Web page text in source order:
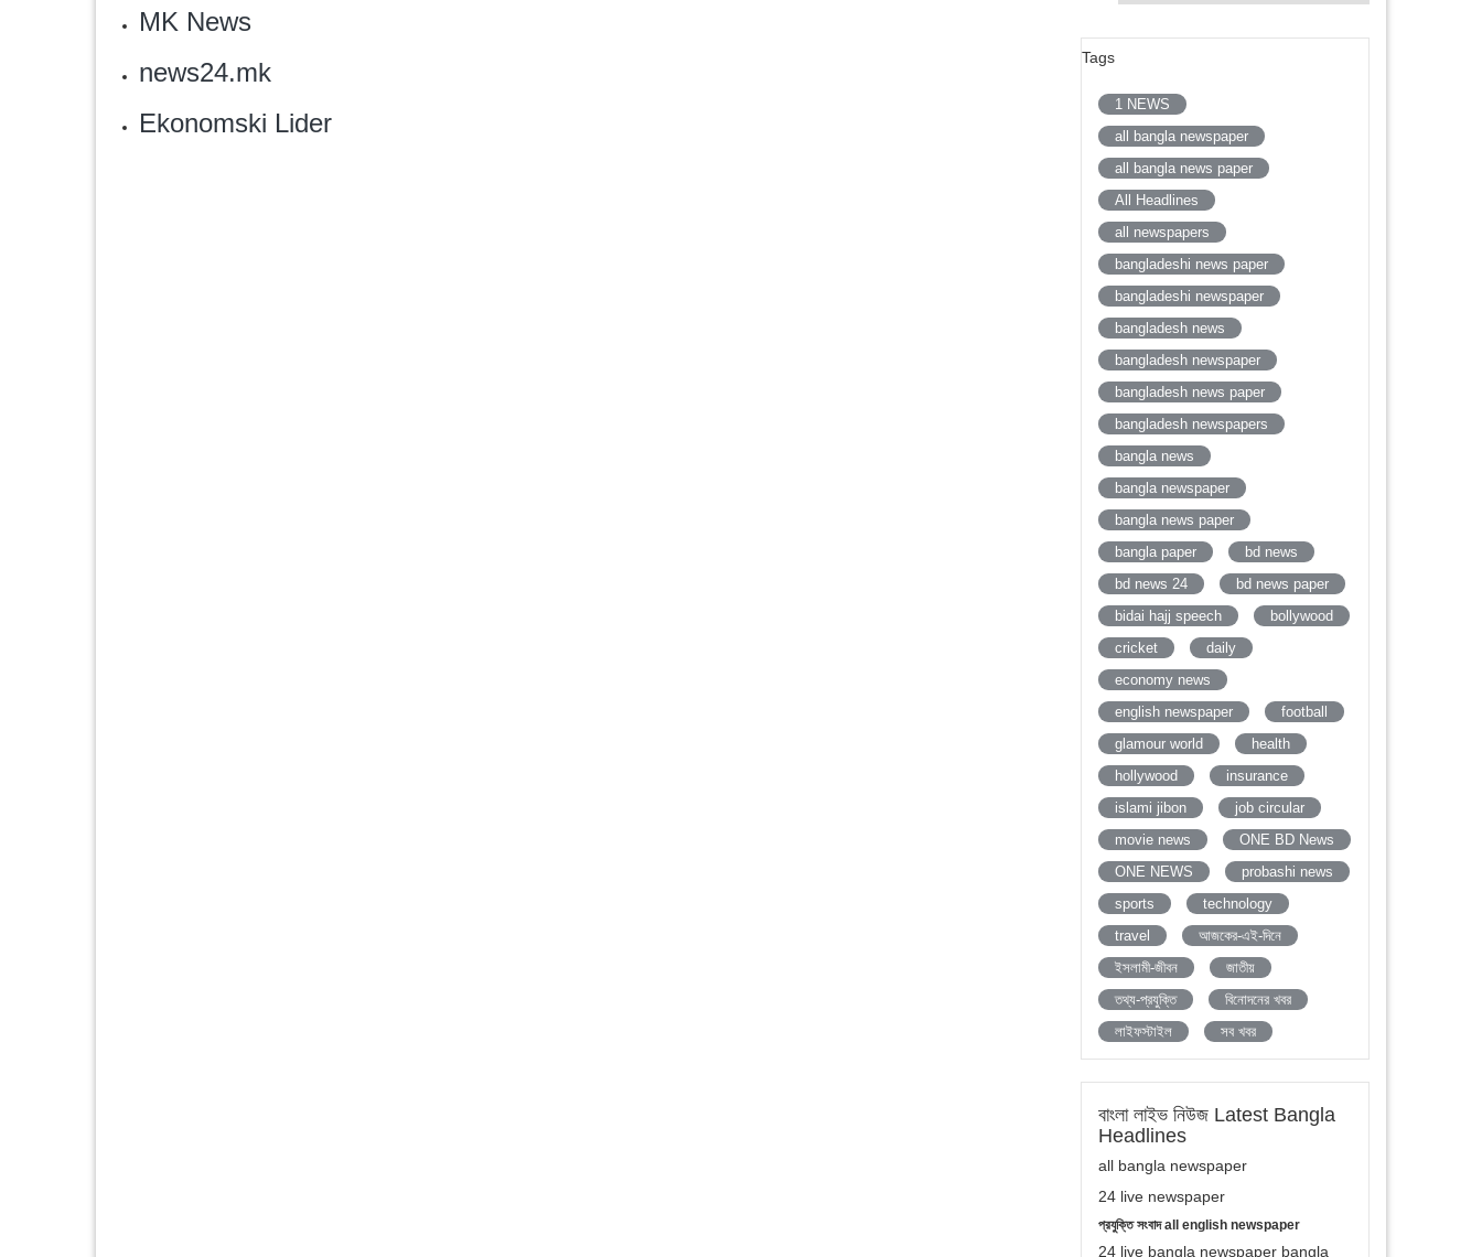
MK News
news24.mk
Ekonomski Lider‎
Tags
1 NEWS
all bangla newspaper
all bangla news paper
All Headlines
all newspapers
bangladeshi news paper
bangladeshi newspaper
bangladesh news
bangladesh newspaper
bangladesh news paper
bangladesh newspapers
bangla news
bangla newspaper
bangla news paper
bangla paper
bd news
bd news 24
bd news paper
bidai hajj speech
bollywood
cricket
daily
economy news
english newspaper
football
glamour world
health
hollywood
insurance
islami jibon
job circular
movie news
ONE BD News
ONE NEWS
probashi news
sports
technology
travel
আজকের-এই-দিনে
ইসলামী-জীবন
জাতীয়
তথ্য-প্রযুক্তি
বিনোদনের খবর
লাইফস্টাইল
সব খবর
বাংলা লাইভ নিউজ Latest Bangla
Headlines
all bangla newspaper
24 live newspaper
প্রযুক্তি সংবাদ all english newspaper
24 live bangla newspaper bangla